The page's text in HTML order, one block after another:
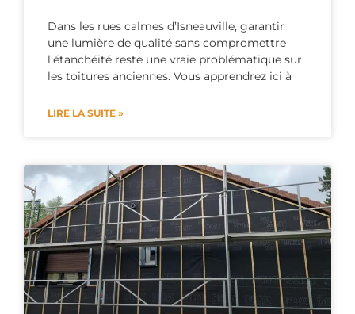
Dans les rues calmes d’Isneauville, garantir
une lumière de qualité sans compromettre
l’étanchéité reste une vraie problématique sur
les toitures anciennes. Vous apprendrez ici à
LIRE LA SUITE »